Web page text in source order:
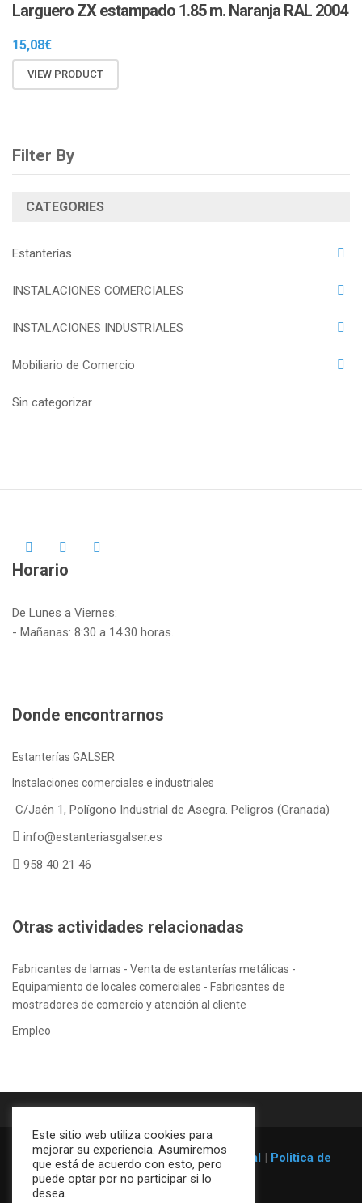
Larguero ZX estampado 1.85 m. Naranja RAL 2004
15,08€
VIEW PRODUCT
Filter By
CATEGORIES
Estanterías
INSTALACIONES COMERCIALES
INSTALACIONES INDUSTRIALES
Mobiliario de Comercio
Sin categorizar
Horario
De Lunes a Viernes:
- Mañanas: 8:30 a 14.30 horas.
Donde encontrarnos
Estanterías GALSER
Instalaciones comerciales e industriales
C/Jaén 1, Polígono Industrial de Asegra. Peligros (Granada)
info@estanteriasgalser.es
958 40 21 46
Otras actividades relacionadas
Fabricantes de lamas - Venta de estanterías metálicas -
Equipamiento de locales comerciales - Fabricantes de
mostradores de comercio y atención al cliente
Empleo
© 1996-2026Estanterías Galser|Aviso legal | Politica de
cookies
Este sitio web utiliza cookies para
mejorar su experiencia. Asumiremos
que está de acuerdo con esto, pero
puede optar por no participar si lo
desea.